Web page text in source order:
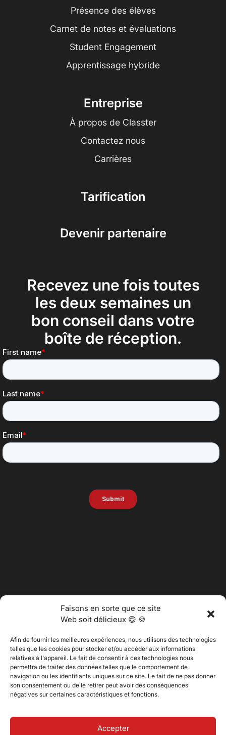
Faisons en sorte que ce site
Web soit délicieux 😋 🍪
Afin de fournir les meilleures expériences, nous utilisons des technologies
telles que les cookies pour stocker et/ou accéder aux informations
relatives à l'appareil. Le fait de consentir à ces technologies nous
permettra de traiter des données telles que le comportement de
navigation ou les identifiants uniques sur ce site. Le fait de ne pas donner
son consentement ou de le retirer peut avoir des conséquences
négatives sur certaines caractéristiques et fonctions.
Accepter
Présence des élèves
Carnet de notes et évaluations
Student Engagement
Apprentissage hybride
Entreprise
À propos de Classter
Contactez nous
Carrières
Tarification
Devenir partenaire
Recevez une fois toutes
les deux semaines un
bon conseil dans votre
boîte de réception.
@2025 Vertitech. Tous droits réservés.
Politique de confidentialité